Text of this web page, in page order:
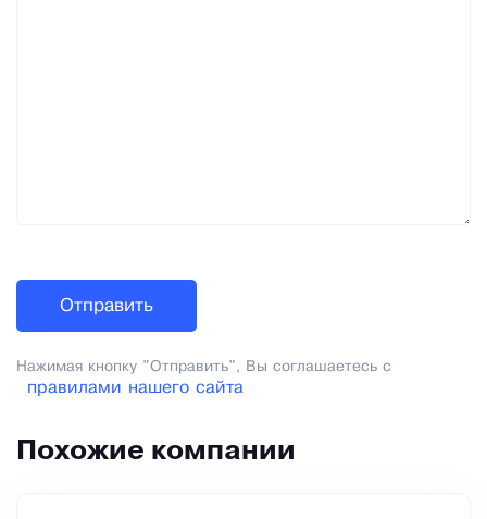
Нажимая кнопку "Отправить", Вы соглашаетесь с
правилами нашего сайта
Похожие компании